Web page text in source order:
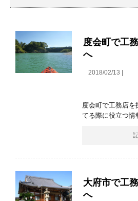
度会町で工
へ
2018/02/13 |
度会町で工務店
てる際に役立つ情
大府市で工
へ